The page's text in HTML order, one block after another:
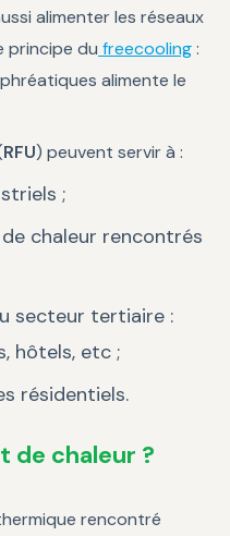
alimenter les réseaux
principe du freecooling:
alimente le
RFU) peuvent servir à :
;
chaleur rencontrés
secteur tertiaire :
hôtels, etc ;
résidentiels.
de chaleur ?
rencontré